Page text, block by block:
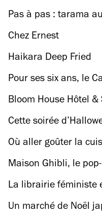
Pas à pas : tarama
d’Adraba
Chez Ernest
Haikara Deep Fried
Pour ses six ans, le
cadeau : un déjeuner
Cheffe
Bloom House Hôtel &
Cette soirée
Bellevilloise en
hip-hop des années
Où aller goûter la
recrues du jury de
Maison Ghibli, le
est de retour à Paris !
La librairie féministe
rouvre dans un
Un marché de Noël